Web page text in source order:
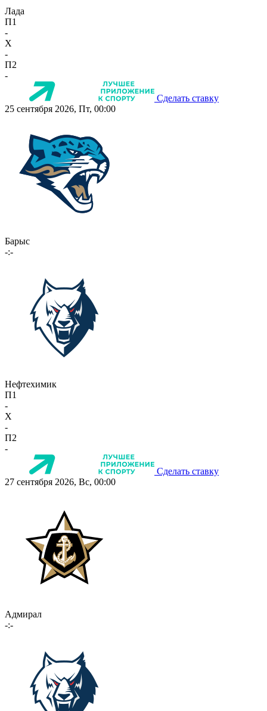
Лада
П1
-
X
-
П2
-
Сделать ставку
25 сентября 2026, Пт, 00:00
Барыс
-:-
Нефтехимик
П1
-
X
-
П2
-
Сделать ставку
27 сентября 2026, Вс, 00:00
Адмирал
-:-